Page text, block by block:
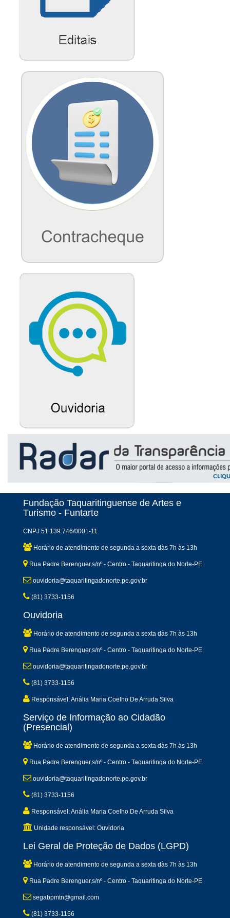
Fundação Taquaritinguense de Artes e
Turismo - Funtarte
CNPJ 51.139.746/0001-11
Horário de atendimento de segunda a sexta dàs 7h às 13h
Rua Padre Berenguer,s/nº - Centro - Taquaritinga do Norte-PE
ouvidoria@taquaritingadonorte.pe.gov.br
(81) 3733-1156
Ouvidoria
Horário de atendimento de segunda a sexta dàs 7h às 13h
Rua Padre Berenguer,s/nº - Centro - Taquaritinga do Norte-PE
ouvidoria@taquaritingadonorte.pe.gov.br
(81) 3733-1156
Responsável: Anália Maria Coelho De Arruda Silva
Serviço de Informação ao Cidadão
(Presencial)
Horário de atendimento de segunda a sexta dàs 7h às 13h
Rua Padre Berenguer,s/nº - Centro - Taquaritinga do Norte-PE
ouvidoria@taquaritingadonorte.pe.gov.br
(81) 3733-1156
Responsável: Anália Maria Coelho De Arruda Silva
Unidade responsável: Ouvidoria
Lei Geral de Proteção de Dados (LGPD)
Horário de atendimento de segunda a sexta dàs 7h às 13h
Rua Padre Berenguer,s/nº - Centro - Taquaritinga do Norte-PE
segabpmtn@gmail.com
(81) 3733-1156